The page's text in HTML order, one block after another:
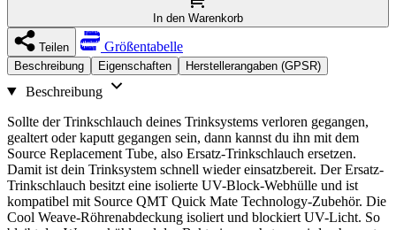
In den Warenkorb
Teilen Größentabelle
Beschreibung Eigenschaften Herstellerangaben (GPSR)
Beschreibung
Sollte der Trinkschlauch deines Trinksystems verloren gegangen,
gealtert oder kaputt gegangen sein, dann kannst du ihn mit dem
Source Replacement Tube, also Ersatz-Trinkschlauch ersetzen.
Damit ist dein Trinksystem schnell wieder einsatzbereit. Der Ersatz-
Trinkschlauch besitzt eine isolierte UV-Block-Webhülle und ist
kompatibel mit Source QMT Quick Mate Technology-Zubehör. Die
Cool Weave-Röhrenabdeckung isoliert und blockiert UV-Licht. So